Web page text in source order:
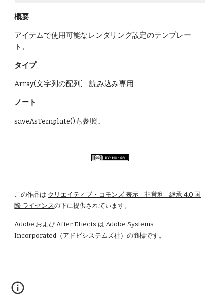
概要
アイテムで使用可能なレンダリング設定のテンプレー
ト。
タイプ
Array(文字列の配列) - 読み込み専用
ノート
saveAsTemplate() も参照。
この作品は クリエイティブ・コモンズ 表示 - 非営利 - 継承 4.0 国
際 ライセンスの下に提供されています。
Adobe および After Effects は Adobe Systems
Incorporated（アドビシステムズ社）の商標です。